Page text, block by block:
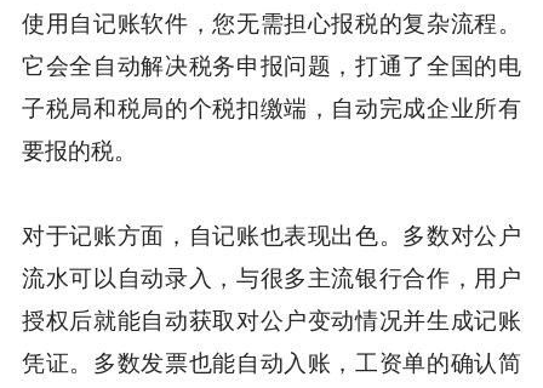
使用自记账软件，您无需担心报税的复杂流程。
它会全自动解决税务申报问题，打通了全国的电
子税局和税局的个税扣缴端，自动完成企业所有
要报的税。
对于记账方面，自记账也表现出色。多数对公户
流水可以自动录入，与很多主流银行合作，用户
授权后就能自动获取对公户变动情况并生成记账
凭证。多数发票也能自动入账，工资单的确认简